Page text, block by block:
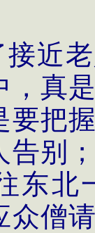
接近
，真
要把
告别
东北
众僧